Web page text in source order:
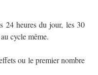
24 heures du jour, les 30
cycle même.
ou le premier nombre